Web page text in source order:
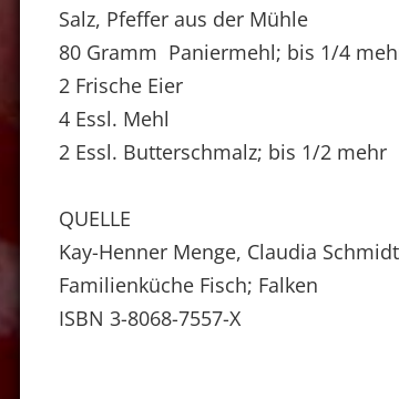
Salz, Pfeffer aus der Mühle
80 Gramm Paniermehl; bis 1/4
2 Frische Eier
4 Essl. Mehl
2 Essl. Butterschmalz; bis 1/2 mehr
QUELLE
Kay-Henner Menge, Claudia Schmidt
Familienküche Fisch; Falken
ISBN 3-8068-7557-X